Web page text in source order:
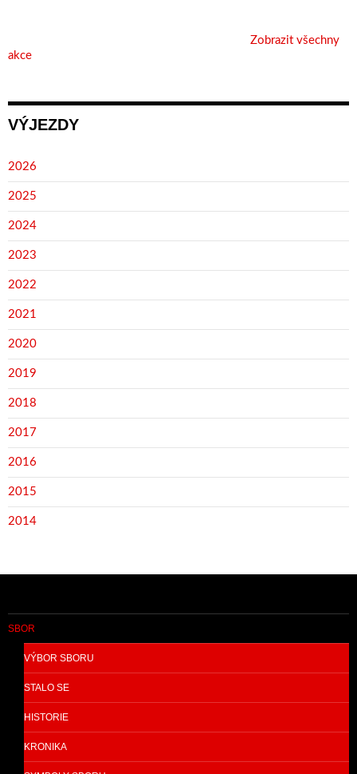
Zobrazit všechny
akce
VÝJEZDY
2026
2025
2024
2023
2022
2021
2020
2019
2018
2017
2016
2015
2014
SBOR
VÝBOR SBORU
STALO SE
HISTORIE
KRONIKA